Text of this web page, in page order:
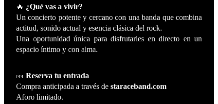
🔥 ¿Qué vas a vivir?
Un concierto potente y cercano con una banda que combina
actitud, sonido actual y esencia clásica del rock.
Una oportunidad única para disfrutarles en directo en un
espacio íntimo y con alma.
🎫 Reserva tu entrada
Compra anticipada a través de staraceband.com
Aforo limitado.